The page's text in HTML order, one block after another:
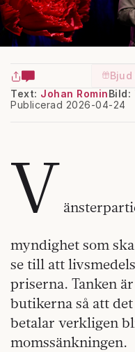
Text: Johan Romin
Publicerad 2026-04-24
Bild:
V
myndighet som
se till att
priserna. Tanken
butikerna så att
betalar verkligen
momssänkningen.